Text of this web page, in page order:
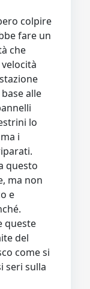
colpire
fare un
che
alle
lo
i
questo
ma non
e
queste
del
come si
seri sulla